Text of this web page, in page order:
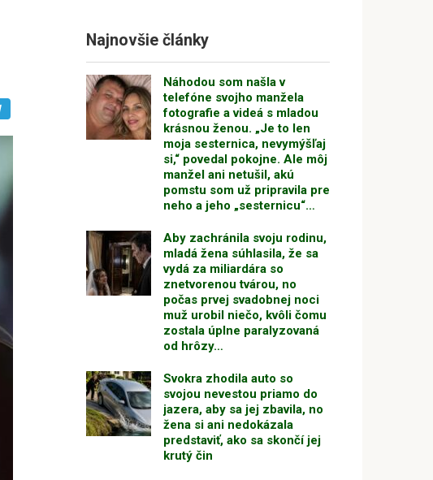
Najnovšie články
Náhodou som našla v
telefóne svojho manžela
fotografie a videá s mladou
krásnou ženou. „Je to len
moja sesternica, nevymýšľaj
si,“ povedal pokojne. Ale môj
manžel ani netušil, akú
pomstu som už pripravila pre
neho a jeho „sesternicu“…
Aby zachránila svoju rodinu,
mladá žena súhlasila, že sa
vydá za miliardára so
znetvorenou tvárou, no
počas prvej svadobnej noci
muž urobil niečo, kvôli čomu
zostala úplne paralyzovaná
od hrôzy…
Svokra zhodila auto so
svojou nevestou priamo do
jazera, aby sa jej zbavila, no
žena si ani nedokázala
predstaviť, ako sa skončí jej
krutý čin